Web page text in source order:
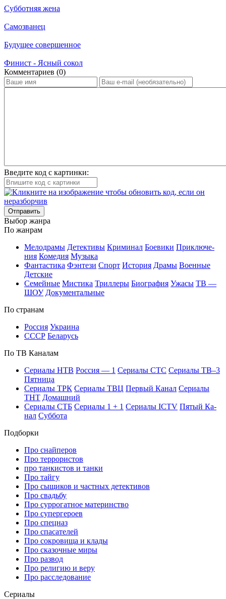
Субботняя жена
Самозванец
Будущее совершенное
Финист - Ясный сокол
Ком­мен­та­ри­ев (0)
Введите код с картинки:
Отправить
Вы­бор жан­ра
По жан­рам
Ме­ло­дра­мы Де­тек­ти­вы Кри­ми­нал Бое­ви­ки При­клю­че­
ния Ко­ме­дия Му­зы­ка
Фан­та­сти­ка Фэн­те­зи Спорт Ис­то­рия Дра­мы Во­ен­ные
Дет­ские
Се­мей­ные Мис­ти­ка Трил­ле­ры Био­гра­фия Ужа­сы ТВ —
ШОУ До­ку­мен­таль­ные
По стра­нам
Рос­сия Ук­раи­на
СССР Бе­ла­русь
По ТВ Ка­на­лам
Се­риа­лы НТВ Рос­сия — 1 Се­риа­лы СТС Се­риа­лы ТВ–3
Пят­ни­ца
Се­риа­лы ТРК Се­риа­лы ТВЦ Пер­вый Ка­нал Се­риа­лы
ТНТ До­маш­ний
Се­риа­лы СТБ Се­риа­лы 1 + 1 Се­риа­лы ICTV Пя­тый Ка­
нал Суб­бо­та
Подборки
Про снайперов
Про террористов
про танкистов и танки
Про тайгу
Про сыщиков и частных детективов
Про свадьбу
Про суррогатное материнство
Про супергероев
Про спецназ
Про спасателей
Про сокровища и клады
Про сказочные миры
Про развод
Про религию и веру
Про расследование
Се­риа­лы